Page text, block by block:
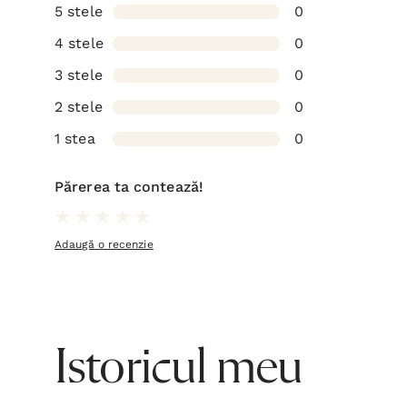
5 stele
0
4 stele
0
3 stele
0
2 stele
0
1 stea
0
Părerea ta contează!
Adaugă o recenzie
Istoricul meu